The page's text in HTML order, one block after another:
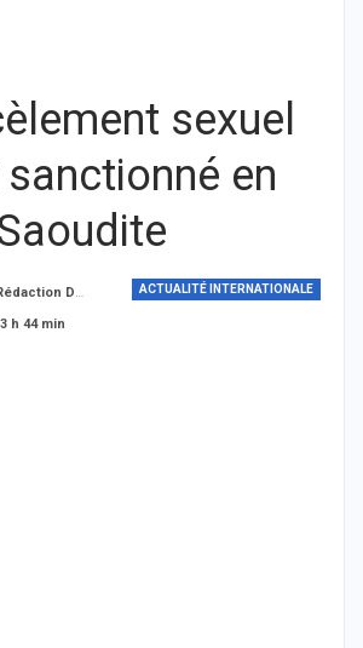
sexuel
en
ACTUALITÉ INTERNATIONALE
De THIEYSENEGAL.com
h 44 min